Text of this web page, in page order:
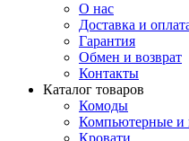
О нас
Доставка и
Гарантия
Обмен и возврат
Контакты
Каталог товаров
Комоды
Компьютерные и